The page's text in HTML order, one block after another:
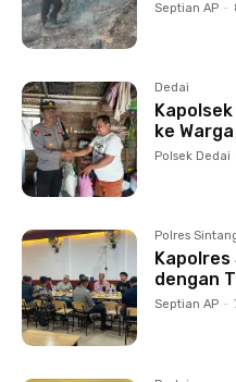
Septian AP -
Dedai
ke
Polsek Dedai
Polres
dengan
Septian AP -